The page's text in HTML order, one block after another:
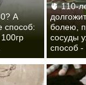
А
способ:
🫀 110-
болею,
сосуды
способ -